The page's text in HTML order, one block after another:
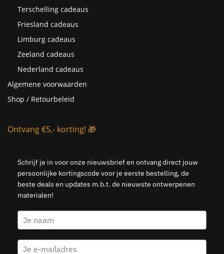
Terschelling cadeaus
Friesland cadeaus
Limburg cadeaus
Zeeland cadeaus
Nederland cadeaus
Algemene voorwaarden
Shop / Retourbeleid
Ontvang €5,- korting! 🎁
Schrijf je in voor onze nieuwsbrief en ontvang direct jouw
persoonlijke kortingscode voor je eerste bestelling, de
beste deals en updates m.b.t. de nieuwste ontwerpenen
materialen!